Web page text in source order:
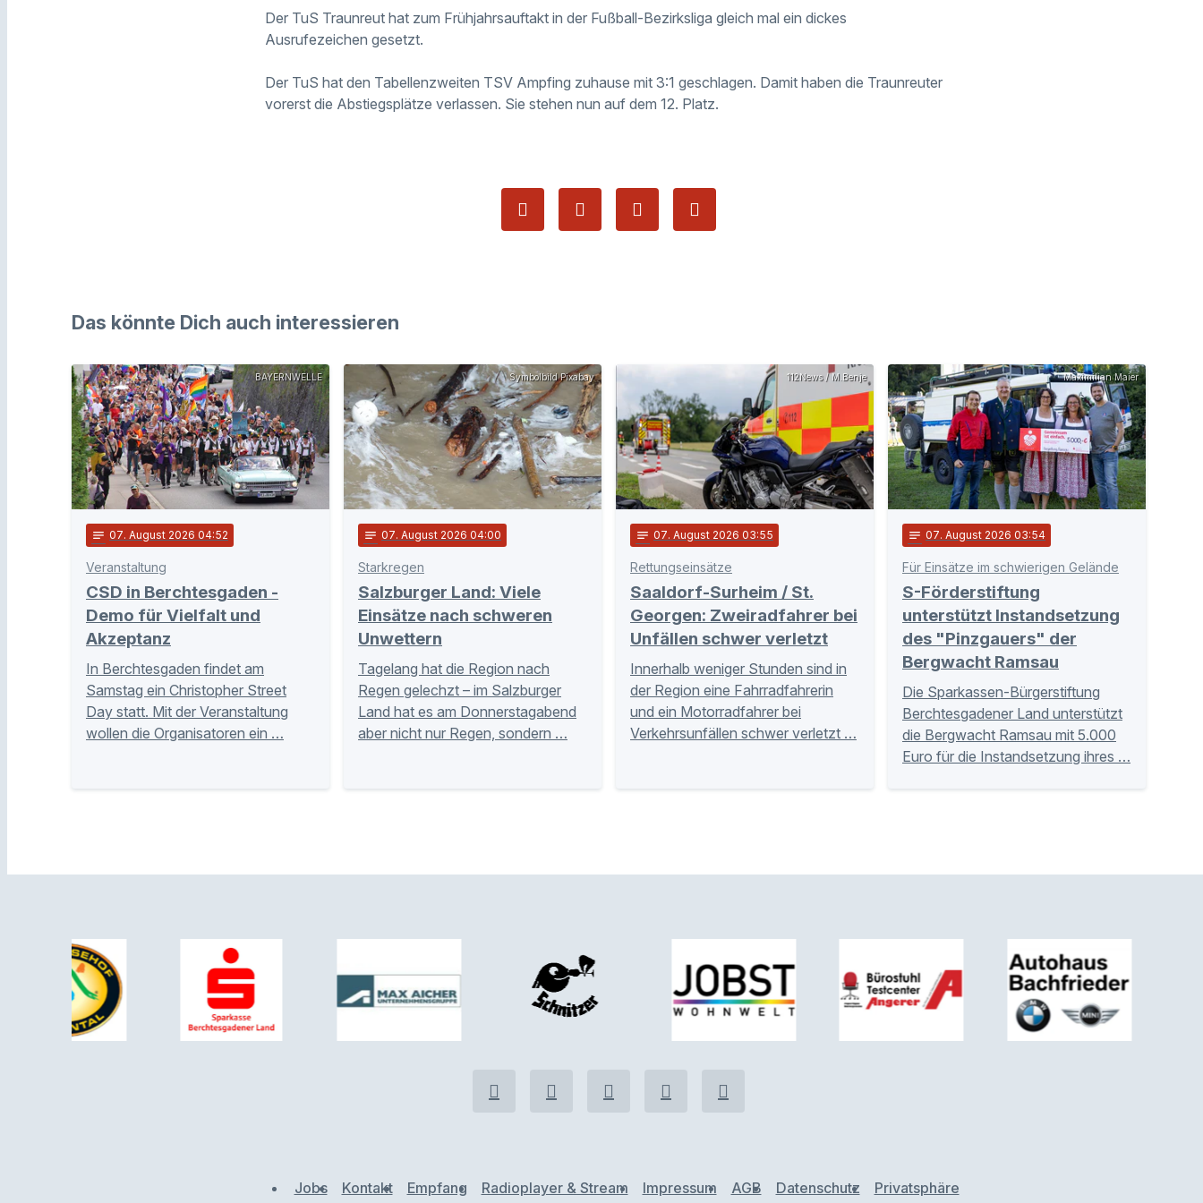
Der TuS Traunreut hat zum Frühjahrsauftakt in der Fußball-Bezirksliga gleich mal ein dickes
Ausrufezeichen gesetzt.
Der TuS hat den Tabellenzweiten TSV Ampfing zuhause mit 3:1 geschlagen. Damit haben die Traunreuter
vorerst die Abstiegsplätze verlassen. Sie stehen nun auf dem 12. Platz.
Das könnte Dich auch interessieren
BAYERNWELLE
notes 07. August 2026 04:52
Veranstaltung
CSD in Berchtesgaden -
Demo für Vielfalt und
Akzeptanz
In Berchtesgaden findet am
Samstag ein Christopher Street
Day statt. Mit der Veranstaltung
wollen die Organisatoren ein …
Symbolbild Pixabay
notes 07. August 2026 04:00
Starkregen
Salzburger Land: Viele
Einsätze nach schweren
Unwettern
Tagelang hat die Region nach
Regen gelechzt – im Salzburger
Land hat es am Donnerstagabend
aber nicht nur Regen, sondern …
112News / M.Benje
notes 07. August 2026 03:55
Rettungseinsätze
Saaldorf-Surheim / St.
Georgen: Zweiradfahrer bei
Unfällen schwer verletzt
Innerhalb weniger Stunden sind in
der Region eine Fahrradfahrerin
und ein Motorradfahrer bei
Verkehrsunfällen schwer verletzt …
Maximilian Maier
notes 07. August 2026 03:54
Für Einsätze im schwierigen Gelände
S-Förderstiftung
unterstützt Instandsetzung
des "Pinzgauers" der
Bergwacht Ramsau
Die Sparkassen-Bürgerstiftung
Berchtesgadener Land unterstützt
die Bergwacht Ramsau mit 5.000
Euro für die Instandsetzung ihres …
Jobs Kontakt Empfang Radioplayer & Stream Impressum AGB Datenschutz Privatsphäre